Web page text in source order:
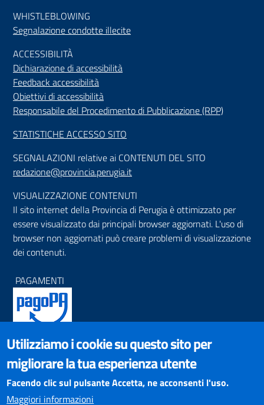
WHISTLEBLOWING
Segnalazione condotte illecite
ACCESSIBILITÀ
Dichiarazione di accessibilità
Feedback accessibilità
Obiettivi di accessibilità
Responsabile del Procedimento di Pubblicazione (RPP)
STATISTICHE ACCESSO SITO
SEGNALAZIONI relative ai CONTENUTI DEL SITO
redazione@provincia.perugia.it
VISUALIZZAZIONE CONTENUTI
Il sito internet della Provincia di Perugia è ottimizzato per
essere visualizzato dai principali browser aggiornati. L'uso di
browser non aggiornati può creare problemi di visualizzazione
dei contenuti.
PAGAMENTI
SOCIAL NETWORKS
Pagina Facebook
Profilo Instagram
Canale YouTube
Utilizziamo i cookie su questo sito per
migliorare la tua esperienza utente
Facendo clic sul pulsante Accetta, ne acconsenti l'uso.
Maggiori informazioni